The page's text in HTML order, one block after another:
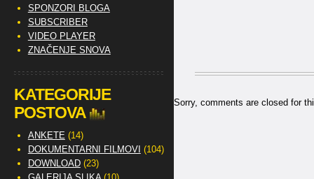
Sorry, comments are closed for
SPONZORI BLOGA
SUBSCRIBER
VIDEO PLAYER
ZNAČENJE SNOVA
KATEGORIJE
POSTOVA
ANKETE (14)
DOKUMENTARNI FILMOVI (104)
DOWNLOAD(23)